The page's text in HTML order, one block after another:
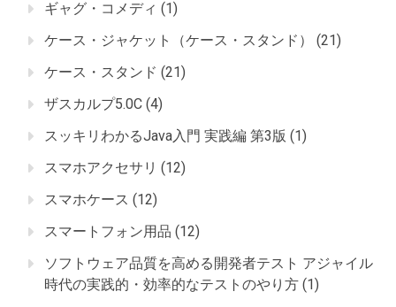
ギャグ・コメディ (1)
ケース・ジャケット（ケース・スタンド）
(21)
ケース・スタンド (21)
ザスカルプ5.0C (4)
スッキリわかるJava入門 実践編 第3版 (1)
スマホアクセサリ (12)
スマホケース (12)
スマートフォン用品 (12)
ソフトウェア品質を高める開発者テスト アジャイル
時代の実践的・効率的なテストのやり方 (1)